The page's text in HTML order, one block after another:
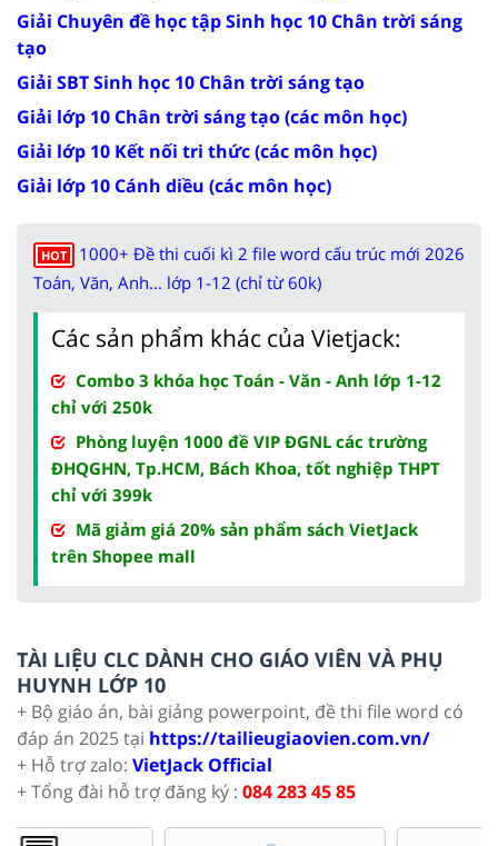
Giải Chuyên đề học tập Sinh học 10 Chân trời sáng
tạo
Giải SBT Sinh học 10 Chân trời sáng tạo
Giải lớp 10 Chân trời sáng tạo (các môn học)
Giải lớp 10 Kết nối tri thức (các môn học)
Giải lớp 10 Cánh diều (các môn học)
HOT
1000+ Đề thi cuối kì 2 file word cấu trúc mới 2026
Toán, Văn, Anh... lớp 1-12 (chỉ từ 60k)
Các sản phẩm khác của Vietjack:
Combo 3 khóa học Toán - Văn - Anh lớp 1-12
chỉ với 250k
Phòng luyện 1000 đề VIP ĐGNL các trường
ĐHQGHN, Tp.HCM, Bách Khoa, tốt nghiệp THPT
chỉ với 399k
Mã giảm giá 20% sản phẩm sách VietJack
trên Shopee mall
TÀI LIỆU CLC DÀNH CHO GIÁO VIÊN VÀ PHỤ
HUYNH LỚP 10
+ Bộ giáo án, bài giảng powerpoint, đề thi file word có
đáp án 2025 tại https://tailieugiaovien.com.vn/
+ Hỗ trợ zalo: VietJack Official
+ Tổng đài hỗ trợ đăng ký : 084 283 45 85